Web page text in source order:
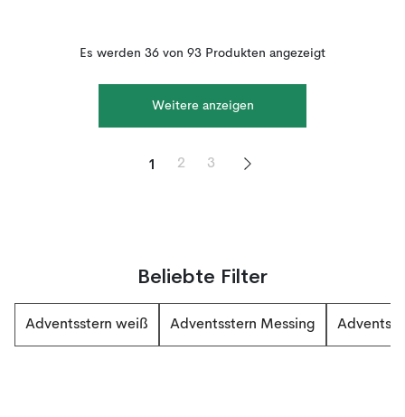
Es werden 36 von 93 Produkten angezeigt
Weitere anzeigen
1 2 3
Beliebte Filter
Adventsstern weiß Adventsstern Messing